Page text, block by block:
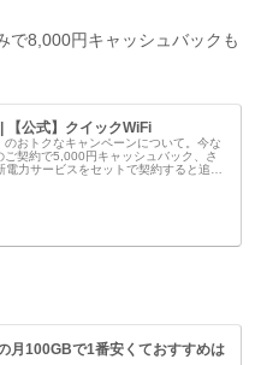
8,000円キャッシュバックも
【公式】クイックWiFi
のおトクなキャンペーンについて。今な
ご契約で5,000円キャッシュバック、さ
電力サービスをセットで契約すると追加
月100GBで1番安くておすすめは